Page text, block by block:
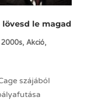
lövesd le magad
2000s, Akció,
szájából